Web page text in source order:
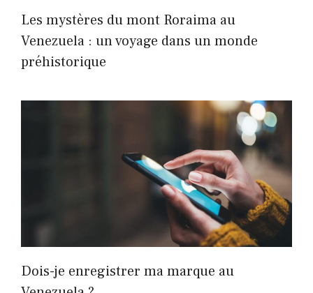
Les mystères du mont Roraima au
Venezuela : un voyage dans un monde
préhistorique
Dois-je enregistrer ma marque au